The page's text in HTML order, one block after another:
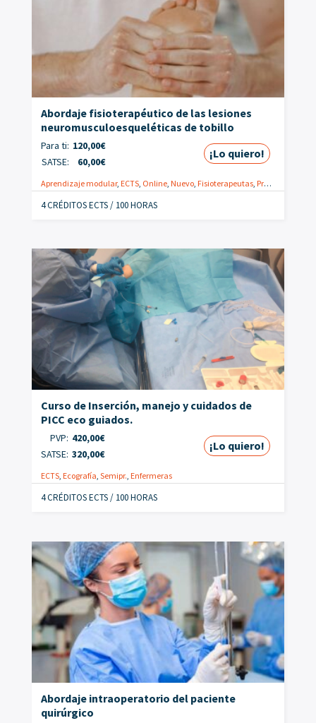
Abordaje fisioterapéutico de las lesiones
neuromusculoesqueléticas de tobillo
Para ti: 120,00€
SATSE:
60,00€
¡Lo quiero!
Aprendizaje modular, ECTS, Online, Nuevo, Fisioterapeutas, Promoción
4 CRÉDITOS ECTS / 100 HORAS
Curso de Inserción, manejo y cuidados de
PICC eco guiados.
PVP: 420,00€
SATSE: 320,00€
¡Lo quiero!
ECTS, Ecografía, Semipr., Enfermeras
4 CRÉDITOS ECTS / 100 HORAS
Abordaje intraoperatorio del paciente
quirúrgico